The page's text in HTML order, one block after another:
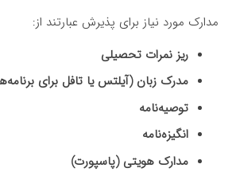
مدارک مورد نیاز برای پذیرش عبارتند از:
ریز نمرات تحصیلی
مدرک زبان (آیلتس یا تافل برای
توصیه‌نامه
انگیزه‌نامه
مدارک هویتی (پاسپورت)